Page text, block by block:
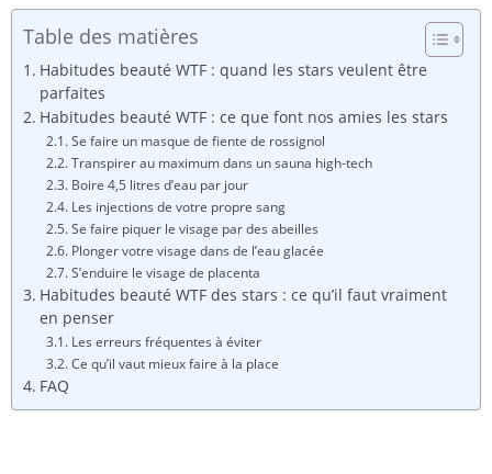
Table des matières
Habitudes beauté WTF : quand les stars veulent être
parfaites
Habitudes beauté WTF : ce que font nos amies les stars
Se faire un masque de fiente de rossignol
Transpirer au maximum dans un sauna high-tech
Boire 4,5 litres d’eau par jour
Les injections de votre propre sang
Se faire piquer le visage par des abeilles
Plonger votre visage dans de l’eau glacée
S’enduire le visage de placenta
Habitudes beauté WTF des stars : ce qu’il faut vraiment
en penser
Les erreurs fréquentes à éviter
Ce qu’il vaut mieux faire à la place
FAQ